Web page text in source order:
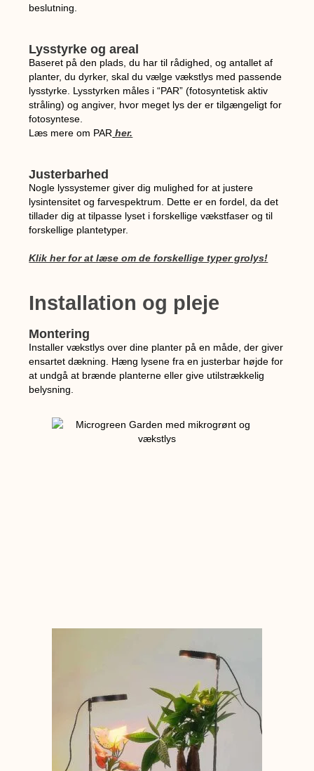
beslutning.
Lysstyrke og areal
Baseret på den plads, du har til rådighed, og antallet af
planter, du dyrker, skal du vælge vækstlys med passende
lysstyrke. Lysstyrken måles i “PAR” (fotosyntetisk aktiv
stråling) og angiver, hvor meget lys der er tilgængeligt for
fotosyntese.
Læs mere om PAR her.
Justerbarhed
Nogle lyssystemer giver dig mulighed for at justere
lysintensitet og farvespektrum. Dette er en fordel, da det
tillader dig at tilpasse lyset i forskellige vækstfaser og til
forskellige plantetyper.
Klik her for at læse om de forskellige typer grolys!
Installation og pleje
Montering
Installer vækstlys over dine planter på en måde, der giver
ensartet dækning. Hæng lysene fra en justerbar højde for
at undgå at brænde planterne eller give utilstrækkelig
belysning.